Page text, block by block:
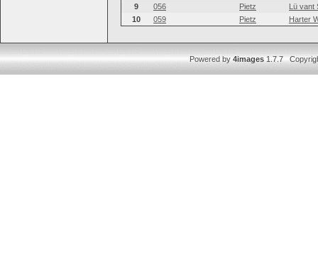
9
056 Pietz
Lü vant
10
059 Pietz Harter
Powered by4images1.7.7